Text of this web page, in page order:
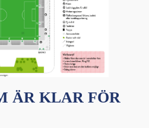
ÄR KLAR FÖR